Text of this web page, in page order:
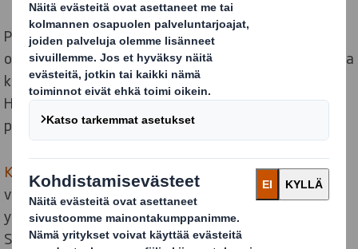
Paitsi että pakkauksen tulee suojata, sen tulee myös
olla houkutteleva ja myyvä. Usein se on tuotebrändin ja
kuluttajan välillä ensimmäinen fyysinen kohtaaminen.
Hyvä pakkauslaatikko kertoo brändimielikuvaa ja luo
positiivisen ja vaikuttavan kokemuksen.
Kestävän kehityksen merkitysnäkyy myös
verkkokaupassa. Jo reilusti yli puolelle suomalaista
ympäristöystävällisellä pakkauksella on merkitystä.
Sitä ei siis kannata unohtaa!